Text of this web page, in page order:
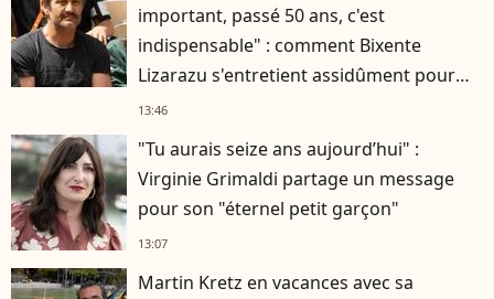
important, passé 50 ans, c'est
indispensable" : comment Bixente
Lizarazu s'entretient assidûment pour
rester musclé à 56 ans ?
13:46
"Tu aurais seize ans aujourd’hui" :
Virginie Grimaldi partage un message
pour son "éternel petit garçon"
13:07
Martin Kretz en vacances avec sa